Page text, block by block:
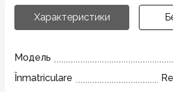
Характеристики
Модель
Înmatriculare